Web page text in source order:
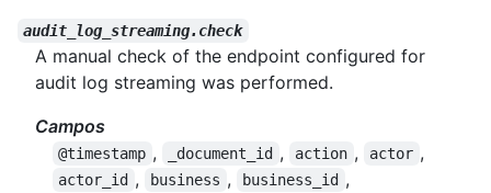
audit_log_streaming.check
A manual check of the endpoint configured for
audit log streaming was performed.
Campos
@timestamp , _document_id , action , actor ,
actor_id , business , business_id ,